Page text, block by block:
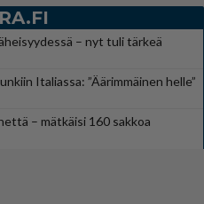
– nyt tuli tärkeä
Italiassa: ”Äärimmäinen helle”
– mätkäisi 160 sakkoa